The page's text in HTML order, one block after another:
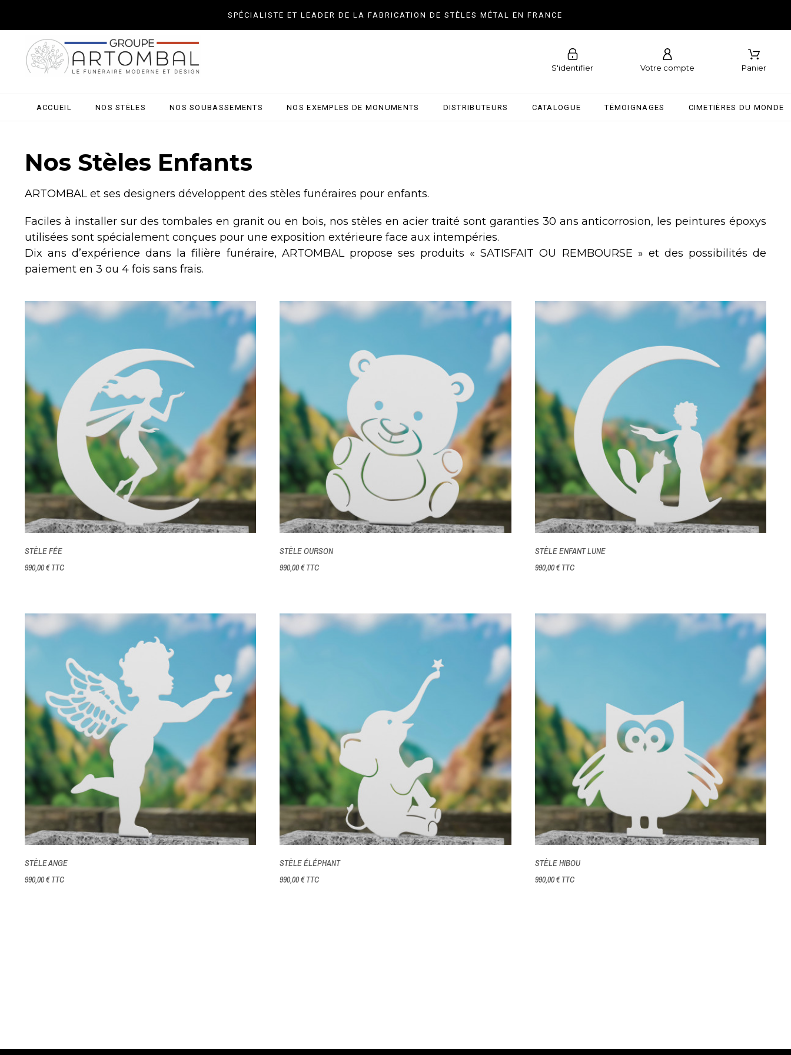
SPÉCIALISTE ET LEADER DE LA FABRICATION DE STÈLES MÉTAL EN FRANCE
S'identifier Votre compte Panier
ACCUEIL NOS STÈLES NOS SOUBASSEMENTS NOS EXEMPLES DE MONUMENTS DISTRIBUTEURS CATALOGUE TÉMOIGNAGES CIMETIÈRES DU MONDE
Nos Stèles Enfants
ARTOMBAL et ses designers développent des stèles funéraires pour enfants.
Faciles à installer sur des tombales en granit ou en bois, nos stèles en acier traité sont garanties 30 ans anticorrosion, les peintures époxys
utilisées sont spécialement conçues pour une exposition extérieure face aux intempéries.
Dix ans d’expérience dans la filière funéraire, ARTOMBAL propose ses produits « SATISFAIT OU REMBOURSE » et des possibilités de
paiement en 3 ou 4 fois sans frais.
STÈLE FÉE
990,00 €TTC
STÈLE OURSON
990,00 €TTC
STÈLE ENFANT LUNE
990,00 €TTC
STÈLE ANGE
990,00 €TTC
STÈLE ÉLÉPHANT
990,00 €TTC
STÈLE HIBOU
990,00 €TTC